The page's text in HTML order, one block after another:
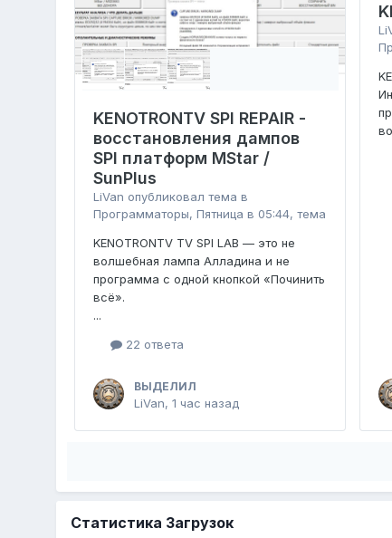
KENOTRONTV SPI REPAIR -
восстановления дампов
SPI платформ MStar /
SunPlus
LiVan опубликовал тема в
Программаторы,Пятница в 05:44, тема
KENOTRONTV TV SPI LAB — это не
волшебная лампа Алладина и не
программа с одной кнопкой «Починить
всё».
...
22 ответа
ВЫДЕЛИЛ
LiVan,1 час назад
Статистика Загрузок